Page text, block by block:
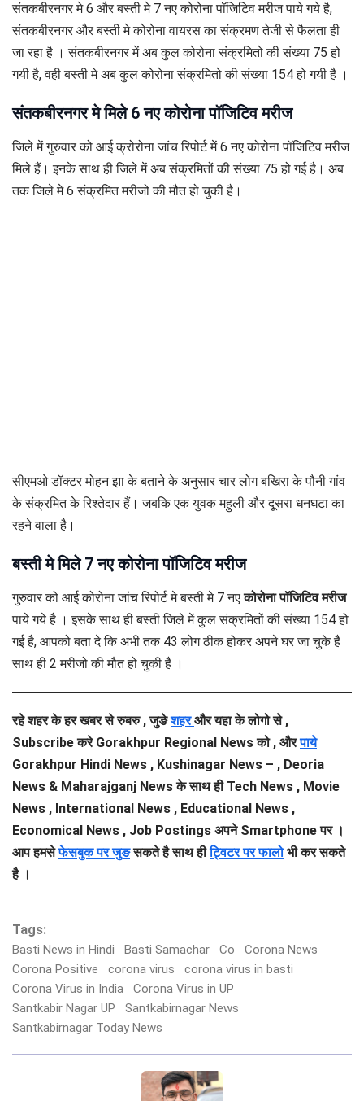
संतकबीरनगर मे 6 और बस्ती मे 7 नए कोरोना पॉजिटिव मरीज पाये गये है,
संतकबीरनगर और बस्ती मे कोरोना वायरस का संक्रमण तेजी से फैलता ही
जा रहा है । संतकबीरनगर में अब कुल कोरोना संक्रमितो की संख्या 75 हो
गयी है, वही बस्ती मे अब कुल कोरोना संक्रमितो की संख्या 154 हो गयी है ।
संतकबीरनगर मे मिले 6 नए कोरोना पॉजिटिव मरीज
जिले में गुरुवार को आई क्रोरोना जांच रिपोर्ट में 6 नए कोरोना पॉजिटिव मरीज
मिले हैं। इनके साथ ही जिले में अब संक्रमितों की संख्या 75 हो गई है। अब
तक जिले मे 6 संक्रमित मरीजो की मौत हो चुकी है।
सीएमओ डॉक्टर मोहन झा के बताने के अनुसार चार लोग बखिरा के पौनी गांव
के संक्रमित के रिश्तेदार हैं। जबकि एक युवक महुली और दूसरा धनघटा का
रहने वाला है।
बस्ती मे मिले 7 नए कोरोना पॉजिटिव मरीज
गुरुवार को आई कोरोना जांच रिपोर्ट मे बस्ती मे 7 नएकोरोना पॉजिटिव मरीज
पाये गये है । इसके साथ ही बस्ती जिले में कुल संक्रमितों की संख्या 154 हो
गई है, आपको बता दे कि अभी तक 43 लोग ठीक होकर अपने घर जा चुके है
साथ ही 2 मरीजो की मौत हो चुकी है ।
रहे शहर के हर खबर से रुबरु , जुङेशहरऔर यहा के लोगो से ,
Subscribe करे Gorakhpur Regional News को , औरपाये
Gorakhpur Hindi News , Kushinagar News – , Deoria
News & Maharajganj News के साथ ही Tech News , Movie
News , International News , Educational News ,
Economical News , Job Postings अपने Smartphone पर ।
आप हमसे फेसबुक पर जुङ सकते है साथ ही ट्विटर पर फालो भी कर सकते
है ।
Tags:
Basti News in Hindi Basti Samachar Co
Corona News
Corona Positive
corona virus
corona virus in basti
Corona Virus in India
Corona Virus in UP
Santkabir Nagar UP
Santkabirnagar News
Santkabirnagar Today News